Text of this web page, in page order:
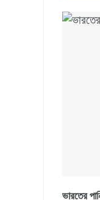
ভারতের